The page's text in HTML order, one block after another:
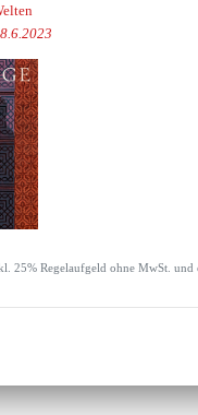
25% Regelaufgeld ohne MwSt. und